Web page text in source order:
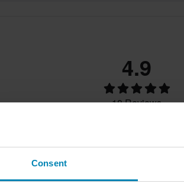
Consent
4.9
18 Reviews